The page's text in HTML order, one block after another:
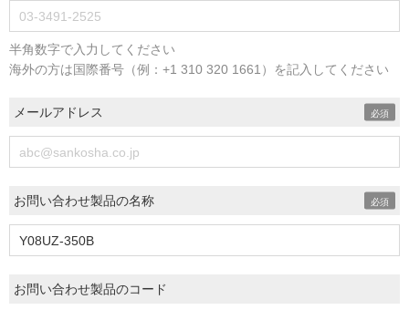
半角数字で入力してください
海外の方は国際番号（例：+1 310 320 1661）を記入してください
メールアドレス
お問い合わせ製品の名称
お問い合わせ製品のコード